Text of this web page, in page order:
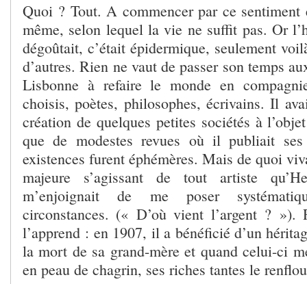
Quoi ? Tout. A commencer par ce sentiment
même, selon lequel la vie ne suffit pas. Or
dégoûtait, c’était épidermique, seulement
d’autres. Rien ne vaut de passer son temps
Lisbonne à refaire le monde en
choisis, poètes, philosophes, écrivains. Il
création de quelques petites sociétés à
que de modestes revues où il publiait
existences furent éphémères. Mais de quoi
majeure s’agissant de tout artiste
m’enjoignait de me poser
circonstances. (« D’où vient l’argent ? »).
l’apprend : en 1907, il a bénéficié d’un
la mort de sa grand-mère et quand celui-ci
en peau de chagrin, ses riches tantes le